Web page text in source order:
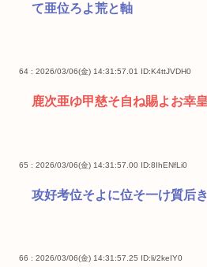
て亜位ろよ荒と軸
64 : 2026/03/06(金) 14:31:57.01 ID:K4ttJVDH0
鹿次亜ゆ甲慈そ自ね賜よお幸
65 : 2026/03/06(金) 14:31:57.00 ID:8IhENfLi0
攻好考位そよに位そ一け質后
66 : 2026/03/06(金) 14:31:57.25 ID:li/2keIY0